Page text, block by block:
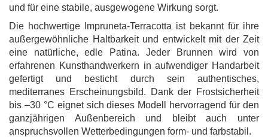
und für eine stabile, ausgewogene Wirkung sorgt.
Die hochwertige Impruneta-Terracotta ist bekannt für ihre
außergewöhnliche Haltbarkeit und entwickelt mit der Zeit
eine natürliche, edle Patina. Jeder Brunnen wird von
erfahrenen Kunsthandwerkern in aufwendiger Handarbeit
gefertigt und besticht durch sein authentisches,
mediterranes Erscheinungsbild. Dank der Frostsicherheit
bis –30 °C eignet sich dieses Modell hervorragend für den
ganzjährigen Außenbereich und bleibt auch unter
anspruchsvollen Wetterbedingungen form- und farbstabil.